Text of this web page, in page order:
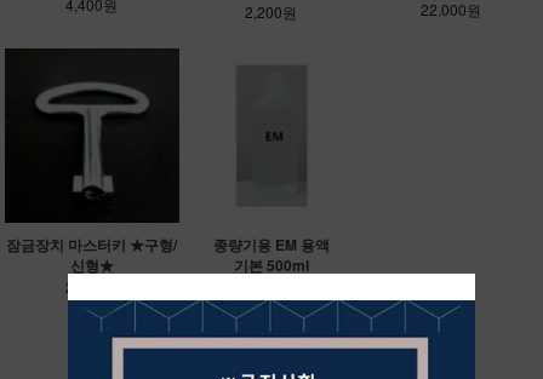
4,400원 2,200원 22,000원
잠금장치 마스터키 ★구형/
신형★
2,200원
종량기용 EM 용액
기본 500ml